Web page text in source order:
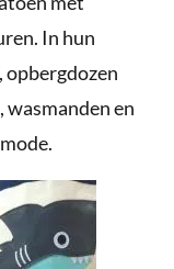
In hun
opbergdozen
en